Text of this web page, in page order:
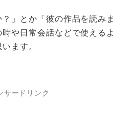
？」とか「彼の作品を読みま
や日常会話などで使えるよ
ます。
サードリンク